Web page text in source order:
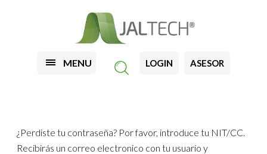
MENU LOGIN ASESOR
¿Perdiste tu contraseña? Por favor, introduce tu NIT/CC.
Recibirás un correo electronico con tu usuario y